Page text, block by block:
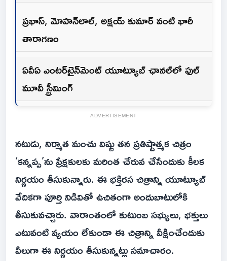
ప్రభాస్, మోహన్‌లాల్, అక్షయ్ కుమార్ వంటి భారీ
తారాగణం
ఏవీఏ ఎంటర్‌టైన్‌మెంట్ యూట్యూబ్ ఛానల్‌లో ఫుల్
మూవీ స్ట్రీమింగ్
ADVERTISEMENT
నటుడు, నిర్మాత మంచు విష్ణు తన ప్రతిష్టాత్మక చిత్రం
‘కన్నప్ప’ను ప్రేక్షకులకు మరింత చేరువ చేసేందుకు కీలక
నిర్ణయం తీసుకున్నారు. ఈ భక్తిరస చిత్రాన్ని యూట్యూబ్
వేదికగా పూర్తి నిడివితో ఉచితంగా అందుబాటులోకి
తీసుకువచ్చారు. వారాంతంలో కుటుంబ సభ్యులు, భక్తులు
ఎటువంటి వ్యయం లేకుండా ఈ చిత్రాన్ని వీక్షించేందుకు
వీలుగా ఈ నిర్ణయం తీసుకున్నట్లు సమాచారం.